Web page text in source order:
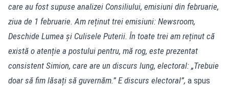
care au fost supuse analizei Consiliului, emisiuni din februarie,
ziua de 1 februarie. Am reținut trei emisiuni: Newsroom,
Deschide Lumea și Culisele Puterii. În toate trei am reținut că
există o atenție a postului pentru, mă rog, este prezentat
consistent Simion, care are un discurs lung, electoral: „Trebuie
doar să fim lăsați să guvernăm.” E discurs electoral”, a spus